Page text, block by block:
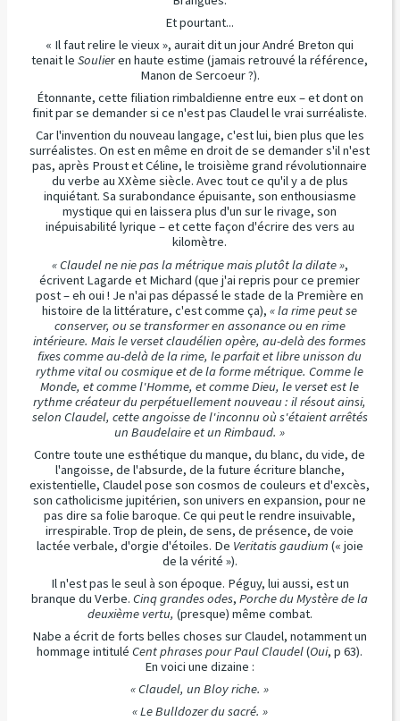
Et pourtant...
« Il faut relire le vieux », aurait dit un jour André Breton qui
tenait leSoulier en haute estime (jamais retrouvé la référence,
Manon de Sercoeur ?).
Étonnante, cette filiation rimbaldienne entre eux – et dont on
finit par se demander si ce n'est pas Claudel le vrai surréaliste.
Car l'invention du nouveau langage, c'est lui, bien plus que les
surréalistes. On est en même en droit de se demander s'il n'est
pas, après Proust et Céline, le troisième grand révolutionnaire
du verbe au XXème siècle. Avec tout ce qu'il y a de plus
inquiétant. Sa surabondance épuisante, son enthousiasme
mystique qui en laissera plus d'un sur le rivage, son
inépuisabilité lyrique – et cette façon d'écrire des vers au
kilomètre.
« Claudel ne nie pas la métrique mais plutôt la dilate »,
écrivent Lagarde et Michard (que j'ai repris pour ce premier
post – eh oui ! Je n'ai pas dépassé le stade de la Première en
histoire de la littérature, c'est comme ça),« la rime peut se
conserver, ou se transformer en assonance ou en rime
intérieure. Mais le verset claudélien opère, au-delà des formes
fixes comme au-delà de la rime, le parfait et libre unisson du
rythme vital ou cosmique et de la forme métrique. Comme le
Monde, et comme l'Homme, et comme Dieu, le verset est le
rythme créateur du perpétuellement nouveau : il résout ainsi,
selon Claudel, cette angoisse de l'inconnu où s'étaient arrêtés
un Baudelaire et un Rimbaud. »
Contre toute une esthétique du manque, du blanc, du vide, de
l'angoisse, de l'absurde, de la future écriture blanche,
existentielle, Claudel pose son cosmos de couleurs et d'excès,
son catholicisme jupitérien, son univers en expansion, pour ne
pas dire sa folie baroque. Ce qui peut le rendre insuivable,
irrespirable. Trop de plein, de sens, de présence, de voie
lactée verbale, d'orgie d'étoiles. De Veritatis gaudium (« joie
de la vérité »).
Il n'est pas le seul à son époque. Péguy, lui aussi, est un
branque du Verbe.Cinq grandes odes,Porche du Mystère de la
deuxième vertu, (presque) même combat.
Nabe a écrit de forts belles choses sur Claudel, notamment un
hommage intituléCent phrases pour Paul Claudel(Oui, p 63).
En voici une dizaine :
« Claudel, un Bloy riche. »
« Le Bulldozer du sacré. »